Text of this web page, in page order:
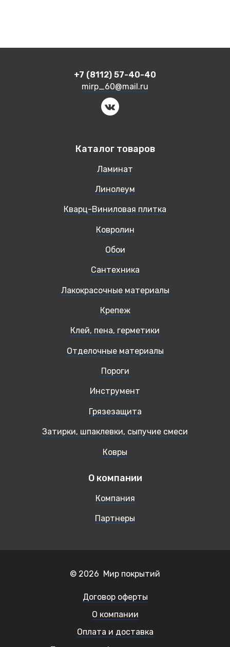
+7 (8112) 57-40-40
mirp_60@mail.ru
Каталог товаров
Ламинат
Линолеум
Кварц-Виниловая плитка
Ковролин
Обои
Сантехника
Лакокрасочные материалы
Крепеж
Клей, пена, герметики
Отделочные материалы
Пороги
Инструмент
Грязезащита
Затирки, шпаклевки, сыпучие смеси
Ковры
О компании
Компания
Партнеры
© 2026 Мир покрытий
Договор оферты
О компании
Оплата и доставка